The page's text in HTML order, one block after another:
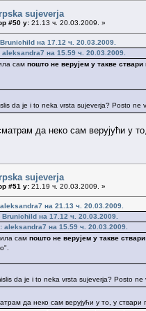
sujeverja
#50 у: 21.13 ч. 20.03.2009. »
на 17.12 ч. 20.03.2009.
aleksandra7 на 15.59 ч. 20.03.2009.
сам пошто не верујем у такве ствари
da je i to neka vrsta sujeverja? Posto
да неко сам верујући у
sujeverja
#51 у: 21.19 ч. 20.03.2009. »
на 21.13 ч. 20.03.2009.
Brunichild на 17.12 ч. 20.03.2009.
aleksandra7 на 15.59 ч. 20.03.2009.
сам пошто не верујем у такве ствари
da je i to neka vrsta sujeverja? Posto
да неко сам верујући у то, у ствари